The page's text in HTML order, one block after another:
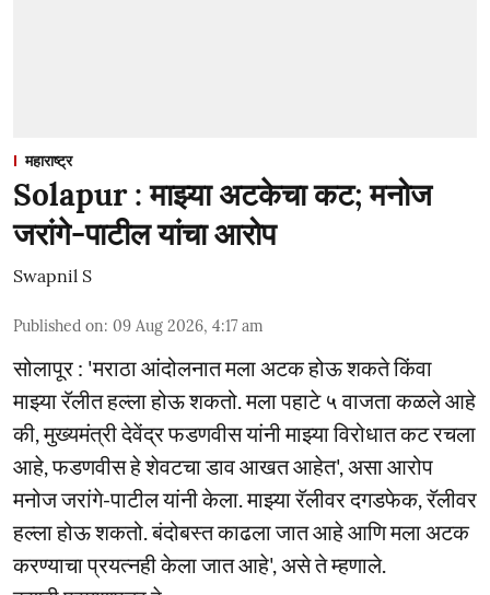
महाराष्ट्र
Solapur : माझ्या अटकेचा कट; मनोज
जरांगे-पाटील यांचा आरोप
Swapnil S
Published on: 09 Aug 2026, 4:17 am
सोलापूर : 'मराठा आंदोलनात मला अटक होऊ शकते किंवा
माझ्या रॅलीत हल्ला होऊ शकतो. मला पहाटे ५ वाजता कळले आहे
की, मुख्यमंत्री देवेंद्र फडणवीस यांनी माझ्या विरोधात कट रचला
आहे, फडणवीस हे शेवटचा डाव आखत आहेत', असा आरोप
मनोज जरांगे-पाटील यांनी केला. माझ्या रॅलीवर दगडफेक, रॅलीवर
हल्ला होऊ शकतो. बंदोबस्त काढला जात आहे आणि मला अटक
करण्याचा प्रयत्नही केला जात आहे', असे ते म्हणाले.